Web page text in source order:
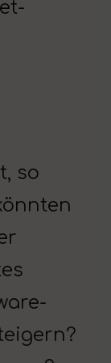
so